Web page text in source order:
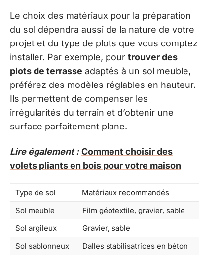
Le choix des matériaux pour la préparation
du sol dépendra aussi de la nature de votre
projet et du type de plots que vous comptez
installer. Par exemple, pour trouver des
plots de terrasse adaptés à un sol meuble,
préférez des modèles réglables en hauteur.
Ils permettent de compenser les
irrégularités du terrain et d’obtenir une
surface parfaitement plane.
Lire également : Comment choisir des
volets pliants en bois pour votre maison
Type de sol
Matériaux recommandés
Sol meuble
Film géotextile, gravier, sable
Sol argileux
Gravier, sable
Sol sablonneux
Dalles stabilisatrices en béton